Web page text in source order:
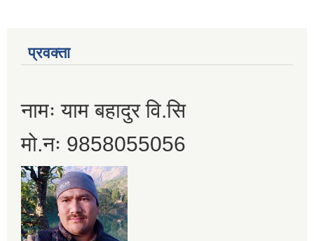
प्रवक्ता
नामः याम बहादुर वि.सि
मो.नः 9858055056